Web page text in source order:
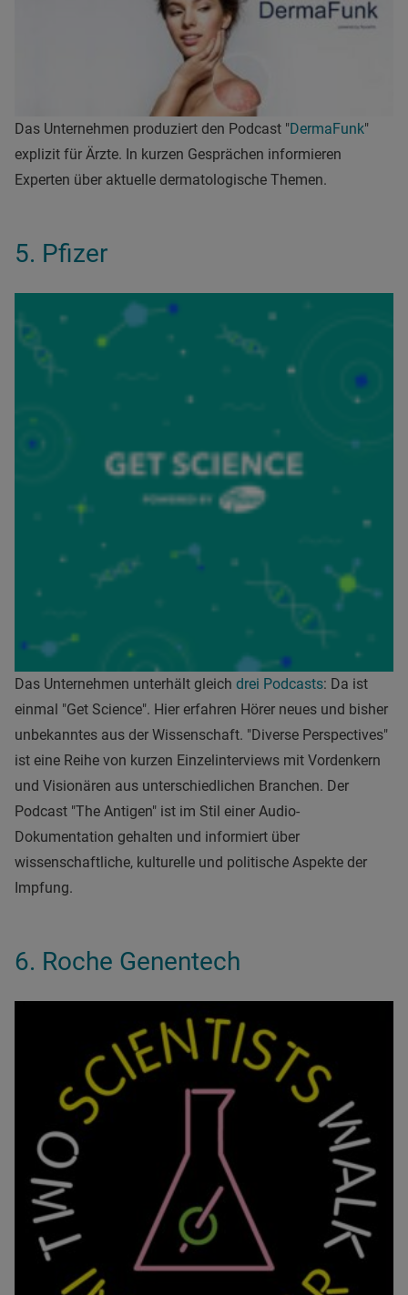
Das Unternehmen produziert den Podcast "DermaFunk"
explizit für Ärzte. In kurzen Gesprächen informieren
Experten über aktuelle dermatologische Themen.
5. Pfizer
Das Unternehmen unterhält gleich drei Podcasts: Da ist
einmal "Get Science". Hier erfahren Hörer neues und bisher
unbekanntes aus der Wissenschaft. "Diverse Perspectives"
ist eine Reihe von kurzen Einzelinterviews mit Vordenkern
und Visionären aus unterschiedlichen Branchen. Der
Podcast "The Antigen" ist im Stil einer Audio-
Dokumentation gehalten und informiert über
wissenschaftliche, kulturelle und politische Aspekte der
Impfung.
6. Roche Genentech